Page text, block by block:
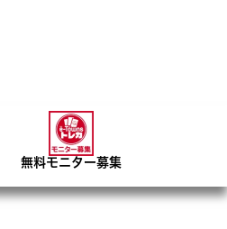
無料モニター募集